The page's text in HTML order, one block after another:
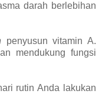
darah berlebihan
penyusun vitamin A.
mendukung fungsi
rutin Anda lakukan